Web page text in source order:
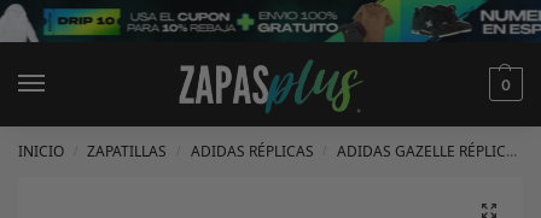
0
INICIO ZAPATILLAS ADIDAS RÉPLICAS ADIDAS GAZELLE RÉPLICAS